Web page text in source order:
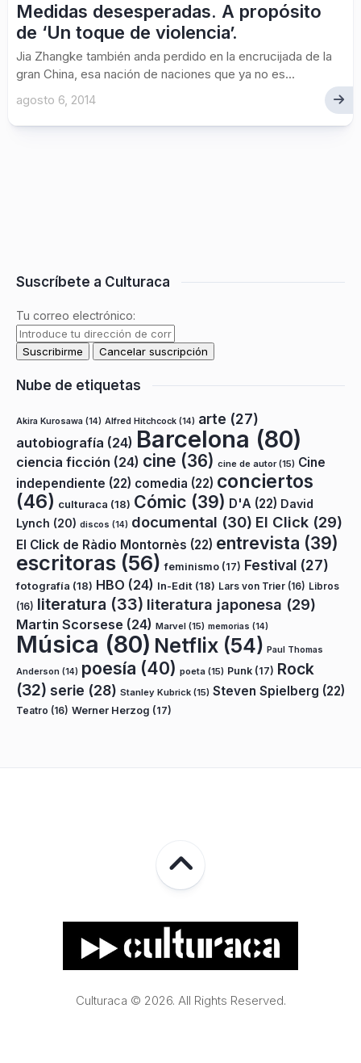
Medidas desesperadas. A propósito
de ‘Un toque de violencia’.
Jia Zhangke también anda perdido en la encrucijada de la
gran China, esa nación de naciones que ya no es...
agosto 6, 2014
Suscríbete a Culturaca
Tu correo electrónico:
Nube de etiquetas
Akira Kurosawa (14) Alfred Hitchcock (14) arte (27)
autobiografía (24) Barcelona (80)
ciencia ficción (24) cine (36) cine de autor(15) Cine
independiente (22) comedia (22) conciertos
(46) culturaca (18) Cómic (39) D'A (22) David
Lynch (20) discos (14) documental (30) El Click (29)
El Click de Ràdio Montornès (22) entrevista (39)
escritoras (56) feminismo (17) Festival (27)
fotografía (18) HBO (24) In-Edit (18) Lars von Trier (16) Libros
(16) literatura (33) literatura japonesa (29)
Martin Scorsese (24) Marvel (15) memorias (14)
Música (80) Netflix (54) Paul Thomas
Anderson (14) poesía (40) poeta (15) Punk (17) Rock
(32) serie (28) Stanley Kubrick (15) Steven Spielberg (22)
Teatro (16) Werner Herzog (17)
Culturaca © 2026. All Rights Reserved.